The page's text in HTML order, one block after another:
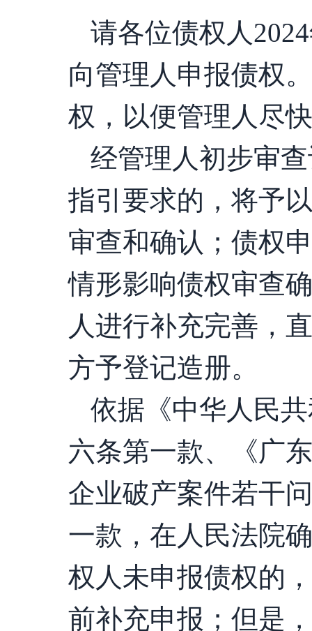
请各位债权人2024
向管理人申报债权
权，以便管理人尽
经管理人初步审
指引要求的，将予
审查和确认；债权
情形影响债权审查
人进行补充完善，
方予登记造册。
依据《中华人民
六条第一款、《广
企业破产案件若干
一款，在人民法院
权人未申报债权的
前补充申报；但是